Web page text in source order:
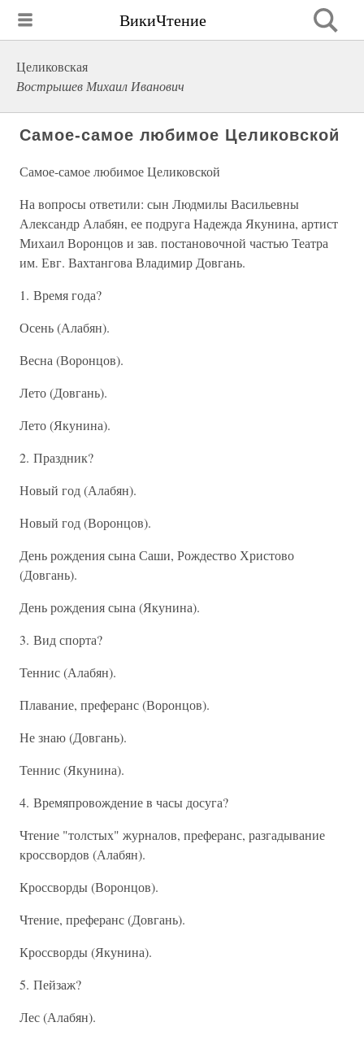
ВикиЧтение
Целиковская
Вострышев Михаил Иванович
Самое-самое любимое Целиковской
Самое-самое любимое Целиковской
На вопросы ответили: сын Людмилы Васильевны
Александр Алабян, ее подруга Надежда Якунина, артист
Михаил Воронцов и зав. постановочной частью Театра
им. Евг. Вахтангова Владимир Довгань.
1. Время года?
Осень (Алабян).
Весна (Воронцов).
Лето (Довгань).
Лето (Якунина).
2. Праздник?
Новый год (Алабян).
Новый год (Воронцов).
День рождения сына Саши, Рождество Христово
(Довгань).
День рождения сына (Якунина).
3. Вид спорта?
Теннис (Алабян).
Плавание, преферанс (Воронцов).
Не знаю (Довгань).
Теннис (Якунина).
4. Времяпровождение в часы досуга?
Чтение "толстых" журналов, преферанс, разгадывание
кроссвордов (Алабян).
Кроссворды (Воронцов).
Чтение, преферанс (Довгань).
Кроссворды (Якунина).
5. Пейзаж?
Лес (Алабян).